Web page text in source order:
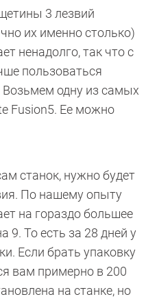
3 лезвий
их именно столько)
ненадолго, так что с
пользоваться
одну из самых
Fusion5. Ее можно
станок, нужно будет
По нашему опыту
на гораздо большее
9. То есть за 28 дней у
Если брать упаковку
вам примерно в 200
на станке, но